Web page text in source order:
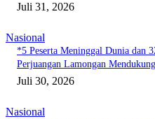
Juli 31, 2026
Nasional
*5 Peserta Meninggal Dunia dan
Perjuangan Lamongan
Juli 30, 2026
Nasional